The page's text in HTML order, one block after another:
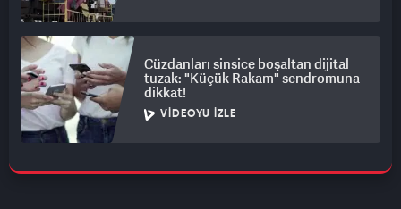
Cüzdanları sinsice boşaltan dijital
tuzak: "Küçük Rakam" sendromuna
dikkat!
VIDEOYU İZLE